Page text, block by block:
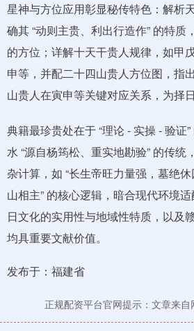
星神与方位应用彰显秘传特色：解析
确其 “动则主贵、利出行造作” 的特质
的方位；详解十天干贵人规律，如甲
申等，并配二十四山贵人方位图，指
山贵人在寅申等关键对应关系，为择
典籍最珍贵处在于 “理论 - 实操 - 验证
水 “源自杨筠松、重实地勘验” 的传统
杂计算，如 “长生帝旺力量强，墓绝休
山相主” 的核心逻辑，暗合现代环境
日文化的实用性与地域性特质，以及
均具重要文献价值。
发布于：福建省
正规配资平台官网提示：文章来自